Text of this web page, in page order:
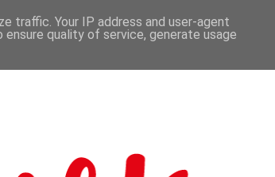
traffic. Your IP address and user-agent
quality of service, generate usage